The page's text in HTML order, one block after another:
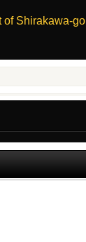
of Shirakawa-go